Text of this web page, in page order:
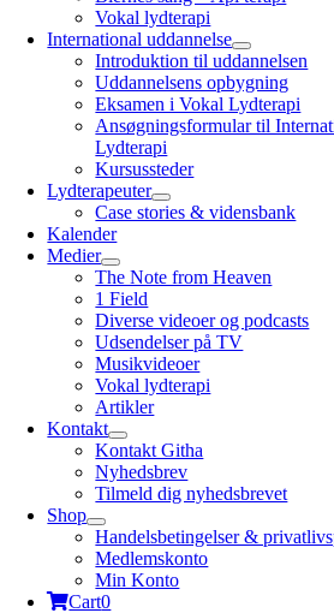
Vokal lydterapi
International uddannelse
Introduktion til uddannelsen
Uddannelsens opbygning
Eksamen i Vokal Lydterapi
Ansøgningsformular til
Lydterapi
Kursussteder
Lydterapeuter
Case stories & vidensbank
Kalender
Medier
The Note from Heaven
1 Field
Diverse videoer og podcasts
Udsendelser på TV
Musikvideoer
Vokal lydterapi
Artikler
Kontakt
Kontakt Githa
Nyhedsbrev
Tilmeld dig nyhedsbrevet
Shop
Handelsbetingelser &
Medlemskonto
Min Konto
Cart0